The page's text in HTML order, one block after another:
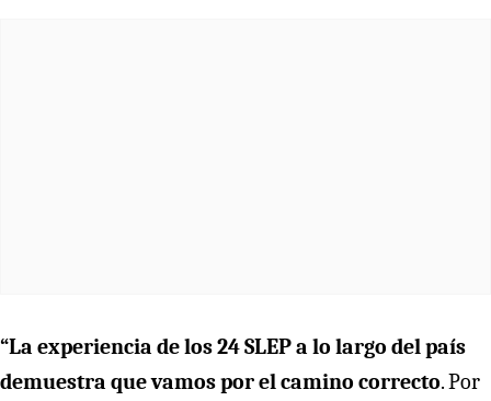
“La experiencia de los 24 SLEP a lo largo del país
demuestra que vamos por el camino correcto. Por